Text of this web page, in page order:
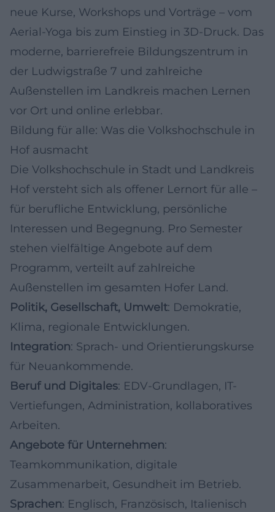
neue Kurse, Workshops und Vorträge – vom
Aerial-Yoga bis zum Einstieg in 3D-Druck. Das
moderne, barrierefreie Bildungszentrum in
der Ludwigstraße 7 und zahlreiche
Außenstellen im Landkreis machen Lernen
vor Ort und online erlebbar.
Bildung für alle: Was die Volkshochschule in
Hof ausmacht
Die Volkshochschule in Stadt und Landkreis
Hof versteht sich als offener Lernort für alle –
für berufliche Entwicklung, persönliche
Interessen und Begegnung. Pro Semester
stehen vielfältige Angebote auf dem
Programm, verteilt auf zahlreiche
Außenstellen im gesamten Hofer Land.
Politik, Gesellschaft, Umwelt: Demokratie,
Klima, regionale Entwicklungen.
Integration: Sprach- und Orientierungskurse
für Neuankommende.
Beruf und Digitales: EDV-Grundlagen, IT-
Vertiefungen, Administration, kollaboratives
Arbeiten.
Angebote für Unternehmen:
Teamkommunikation, digitale
Zusammenarbeit, Gesundheit im Betrieb.
Sprachen: Englisch, Französisch, Italienisch